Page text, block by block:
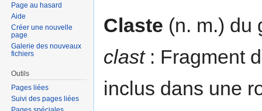
Claste (n. m.) du
clast: Fragment
inclus dans une
Page au hasard
Aide
Créer une nouvelle
page
Galerie des nouveaux
fichiers
Outils
Pages liées
Suivi des pages liées